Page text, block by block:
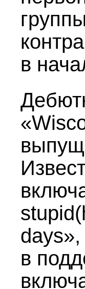
в
в